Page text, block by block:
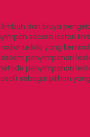
dan biaya
secara lestari
yang
penyimpanan
penyimpanan
sebagai pilihan